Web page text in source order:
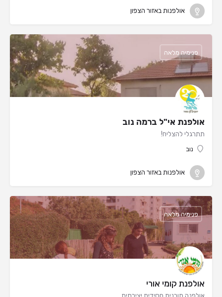
אולפנות באזור הצפון
אולפנת אי"ל ברמה נוב
תתרגלי להצליח!
נוב
פנימיה מלאה
אולפנות באזור הצפון
אולפנת קומי אורי
פנימיה מלאה